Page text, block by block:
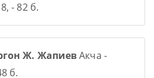
- 82 б.
Ж. ЖапиевАкча -
б.